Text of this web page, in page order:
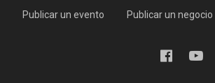
Publicar un evento Publicar un negocio